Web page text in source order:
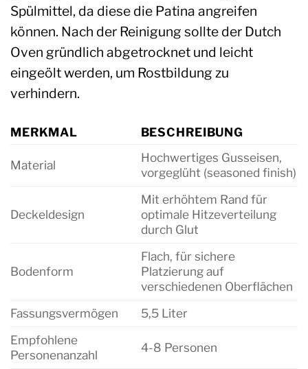
Spülmittel, da diese die Patina angreifen
können. Nach der Reinigung sollte der Dutch
Oven gründlich abgetrocknet und leicht
eingeölt werden, um Rostbildung zu
verhindern.
MERKMAL BESCHREIBUNG
Material
Hochwertiges Gusseisen,
vorgeglüht (seasoned finish)
Deckeldesign
Mit erhöhtem Rand für
optimale Hitzeverteilung
durch Glut
Bodenform
Flach, für sichere
Platzierung auf
verschiedenen Oberflächen
Fassungsvermögen
5,5 Liter
Empfohlene
Personenanzahl
4-8 Personen